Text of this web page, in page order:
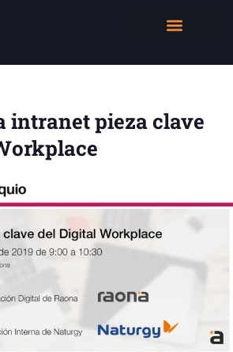
intranet pieza clave